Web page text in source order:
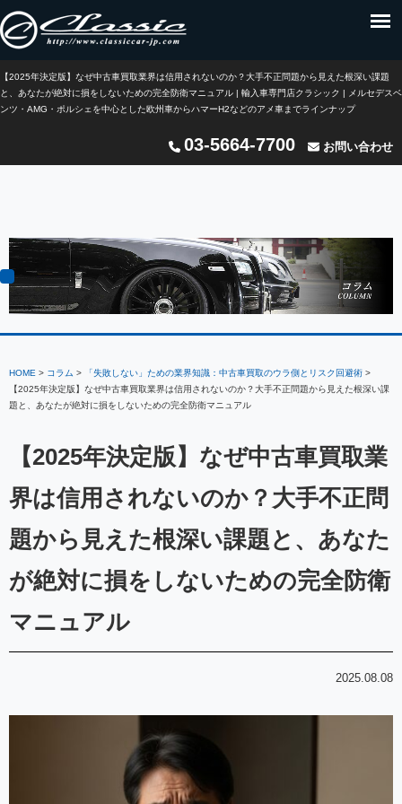
【2025年決定版】なぜ中古車買取業界は信用されないのか？大手不正問題から見えた根深い課題
と、あなたが絶対に損をしないための完全防衛マニュアル | 輸入車専門店クラシック | メルセデスベ
ンツ・AMG・ポルシェを中心とした欧州車からハマーH2などのアメ車までラインナップ
03-5664-7700 お問い合わせ
HOME > コラム > 「失敗しない」ための業界知識：中古車買取のウラ側とリスク回避術 >
【2025年決定版】なぜ中古車買取業界は信用されないのか？大手不正問題から見えた根深い課
題と、あなたが絶対に損をしないための完全防衛マニュアル
【2025年決定版】なぜ中古車買取業
界は信用されないのか？大手不正問
題から見えた根深い課題と、あなた
が絶対に損をしないための完全防衛
マニュアル
2025.08.08